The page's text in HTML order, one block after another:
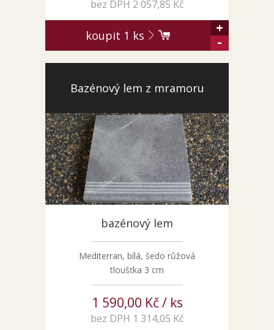
bez DPH 2 057,85 Kč
koupit 1 ks
+
-
Bazénový lem z mramoru
bazénový lem
Mediterran, bílá, šedo růžová
tloušťka 3 cm
1 590,00 Kč / ks
bez DPH 1 314,05 Kč